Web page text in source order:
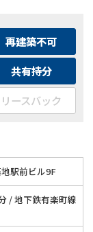
も多数
再建築不可
共有持分
リースバック
駅前ビル9F
/ 地下鉄有楽町線